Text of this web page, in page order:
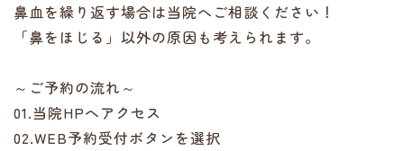
鼻血を繰り返す場合は当院へご相談ください！
「鼻をほじる」以外の原因も考えられます。
～ご予約の流れ～
01.当院HPへアクセス
02.WEB予約受付ボタンを選択